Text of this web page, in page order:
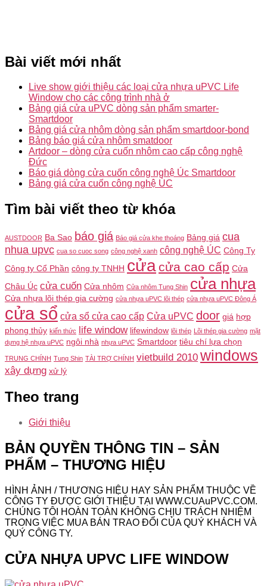
Bài viết mới nhất
Live show giới thiệu các loại cửa nhựa uPVC Life
Window cho các công trình nhà ở
Bảng giá cửa uPVC dòng sản phẩm smarter-
Smartdoor
Bảng giá cửa nhôm dòng sản phẩm smartdoor-bond
Bảng báo giá cửa nhôm smatdoor
Artdoor – dòng cửa cuốn nhôm cao cấp công nghệ
Đức
Báo giá dòng cửa cuốn công nghệ Úc Smartdoor
Bảng giá cửa cuốn công nghệ ÚC
Tìm bài viết theo từ khóa
AUSTDOOR Ba Sao báo giá Báo giá cửa khe thoáng Bảng giá cua
nhua upvc cua so cuoc song công nghệ xanh công nghệ ÚC Công Ty
Công ty Cổ Phần công ty TNHH cửa cửa cao cấp Cửa
Châu Úc cửa cuốn Cửa nhôm Cửa nhôm Tung Shin cửa nhựa
Cửa nhựa lõi thép gia cường cửa nhựa uPVC lõi thép cửa nhựa uPVC Đông Á
cửa sổ cửa sổ cửa cao cấp Cửa uPVC door giá hợp
phong thủy kiến thức life window lifewindow lõi thép Lõi thép gia cường mặt
dựng hệ nhựa uPVC ngôi nhà nhựa uPVC Smartdoor tiêu chí lựa chọn
TRUNG CHÍNH Tung Shin TÀI TRỢ CHÍNH vietbuild 2010 windows
xây dựng xử lý
Theo trang
Giới thiệu
BẢN QUYỀN THÔNG TIN – SẢN
PHẨM – THƯƠNG HIỆU
HÌNH ẢNH / THƯƠNG HIỆU HAY SẢN PHẨM THUỘC VỀ
CÔNG TY ĐƯỢC GIỚI THIỆU TẠI WWW.CUAuPVC.COM.
CHÚNG TÔI HOÀN TOÀN KHÔNG CHỊU TRÁCH NHIỆM
TRONG VIỆC MUA BÁN TRAO ĐỔI CỦA QUÝ KHÁCH VÀ
QUÝ CÔNG TY.
CỬA NHỰA UPVC LIFE WINDOW